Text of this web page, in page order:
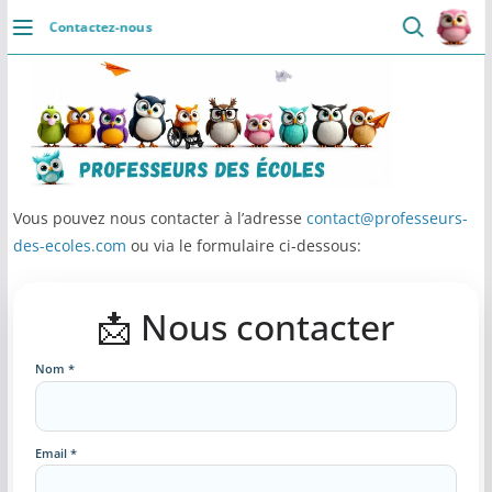
Contactez-nous
DÉCOUVRIR
Accueil
Se connecter
VIE PROFESSIONNELLE
Agenda
CRPE
Lectures de livres
Vous pouvez nous contacter à l’adresse contact@professeurs-
des-ecoles.com ou via le formulaire ci-dessous:
📩 Nous contacter
Nom *
Email *